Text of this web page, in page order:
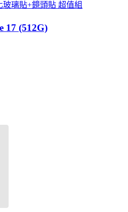
璃貼+鏡頭貼 超值組
17 (512G)